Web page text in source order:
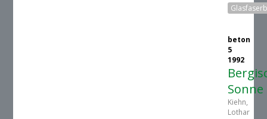
beton
5
1992
Sonne
Kiehn,
Lothar